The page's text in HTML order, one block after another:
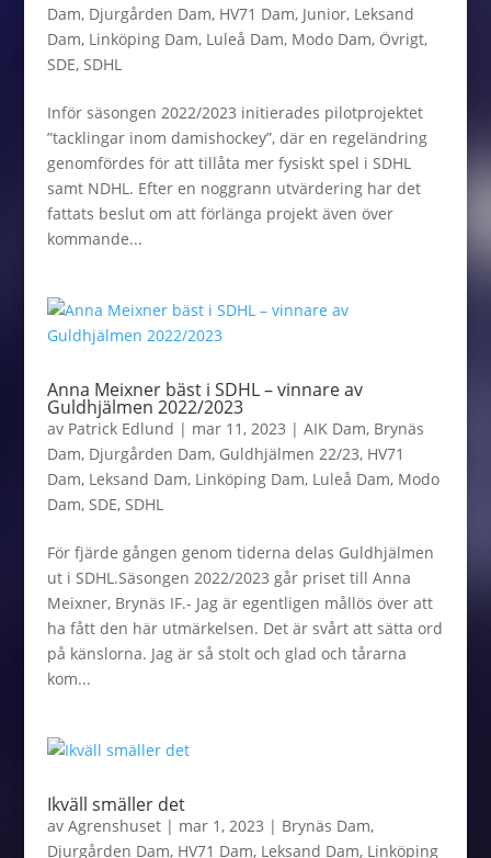
Dam, Djurgården Dam, HV71 Dam, Junior, Leksand
Dam, Linköping Dam, Luleå Dam, Modo Dam, Övrigt,
SDE, SDHL
Inför säsongen 2022/2023 initierades pilotprojektet
”tacklingar inom damishockey”, där en regeländring
genomfördes för att tillåta mer fysiskt spel i SDHL
samt NDHL. Efter en noggrann utvärdering har det
fattats beslut om att förlänga projekt även över
kommande...
Anna Meixner bäst i SDHL – vinnare av
Guldhjälmen 2022/2023
av Patrick Edlund | mar 11, 2023 | AIK Dam, Brynäs
Dam, Djurgården Dam, Guldhjälmen 22/23, HV71
Dam, Leksand Dam, Linköping Dam, Luleå Dam, Modo
Dam, SDE, SDHL
För fjärde gången genom tiderna delas Guldhjälmen
ut i SDHL.Säsongen 2022/2023 går priset till Anna
Meixner, Brynäs IF.- Jag är egentligen mållös över att
ha fått den här utmärkelsen. Det är svårt att sätta ord
på känslorna. Jag är så stolt och glad och tårarna
kom...
Ikväll smäller det
av Agrenshuset| mar 1, 2023 | Brynäs Dam,
Djurgården Dam, HV71 Dam, Leksand Dam, Linköping